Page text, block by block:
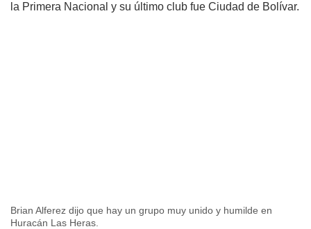
la Primera Nacional y su último club fue Ciudad de Bolívar.
Brian Alferez dijo que hay un grupo muy unido y humilde en
Huracán Las Heras.